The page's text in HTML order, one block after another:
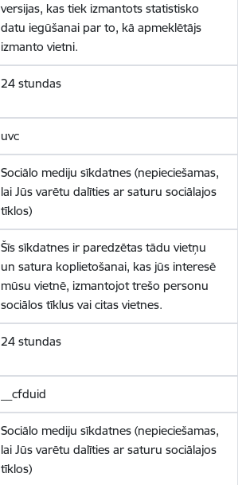
versijas, kas tiek izmantots statistisko
datu iegūšanai par to, kā apmeklētājs
izmanto vietni.
24 stundas
uvc
Sociālo mediju sīkdatnes (nepieciešamas,
lai Jūs varētu dalīties ar saturu sociālajos
tīklos)
Šīs sīkdatnes ir paredzētas tādu vietņu
un satura koplietošanai, kas jūs interesē
mūsu vietnē, izmantojot trešo personu
sociālos tīklus vai citas vietnes.
24 stundas
__cfduid
Sociālo mediju sīkdatnes (nepieciešamas,
lai Jūs varētu dalīties ar saturu sociālajos
tīklos)